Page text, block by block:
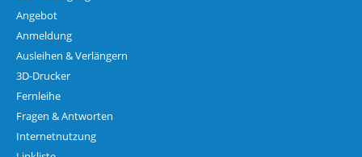
Angebot
Anmeldung
Ausleihen & Verlängern
3D-Drucker
Fernleihe
Fragen & Antworten
Internetnutzung